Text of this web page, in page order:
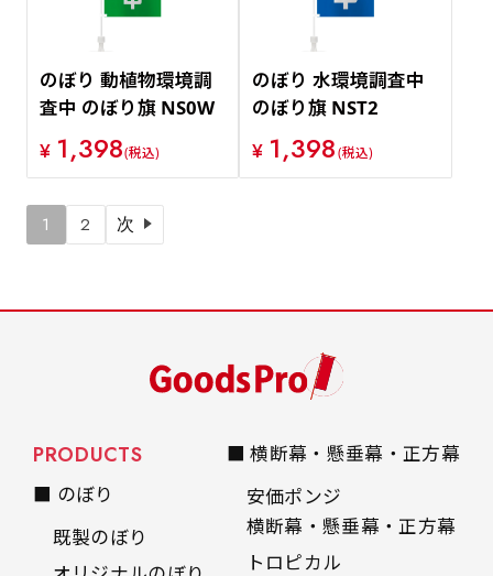
のぼり 動植物環境調
査中 のぼり旗 NS0W
¥ 1,398(税込)
のぼり 水環境調査中
のぼり旗 NST2
¥ 1,398(税込)
1 2 次
PRODUCTS
■ のぼり
既製のぼり
■ 横断幕・懸垂幕・正方幕
安価ポンジ
横断幕・懸垂幕・正方幕
トロピカル